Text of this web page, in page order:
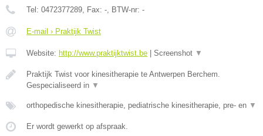
Tel: 0472377289, Fax: -, BTW-nr: -
E-mail › Praktijk Twist
Website: http://www.praktijktwist.be Screenshot ▼
Praktijk Twist voor kinesitherapie te Antwerpen Berchem.
Gespecialiseerd in ▼
orthopedische kinesitherapie, pediatrische kinesitherapie, pre- en ▼
Er wordt gewerkt op afspraak.